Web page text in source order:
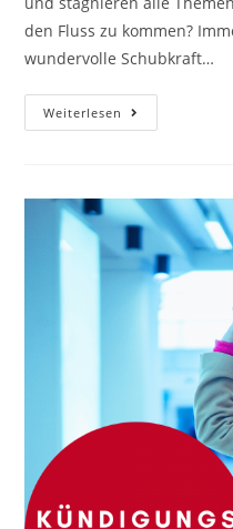
den Fluss zu kommen?
wundervolle Schubkraft…
Weiterlesen Visionen